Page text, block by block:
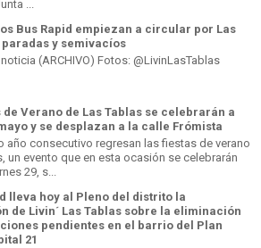
...
Bus Rapid empiezan a circular por Las
paradas y semivacíos
(ARCHIVO) Fotos: @LivinLasTablas
de Verano de Las Tablas se celebrarán a
y se desplazan a la calle Frómista
año consecutivo regresan las fiestas de verano
un evento que en esta ocasión se celebrarán
29, s...
lleva hoy al Pleno del distrito la
de Livin´ Las Tablas sobre la eliminación
pendientes en el barrio del Plan
21